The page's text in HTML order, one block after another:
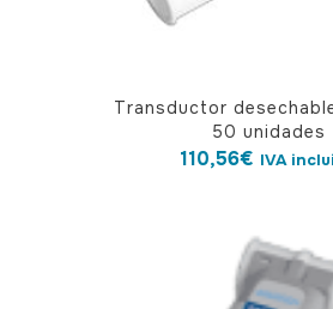
Transductor
50 unidades
110,56€ IVA